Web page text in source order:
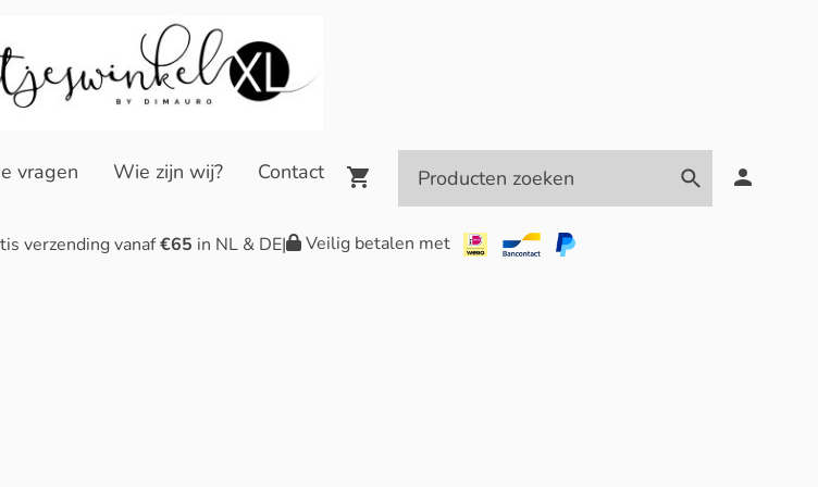
vragen Wie zijn wij? Contact
verzending vanaf€65 in NL & DE| Veilig betalen met